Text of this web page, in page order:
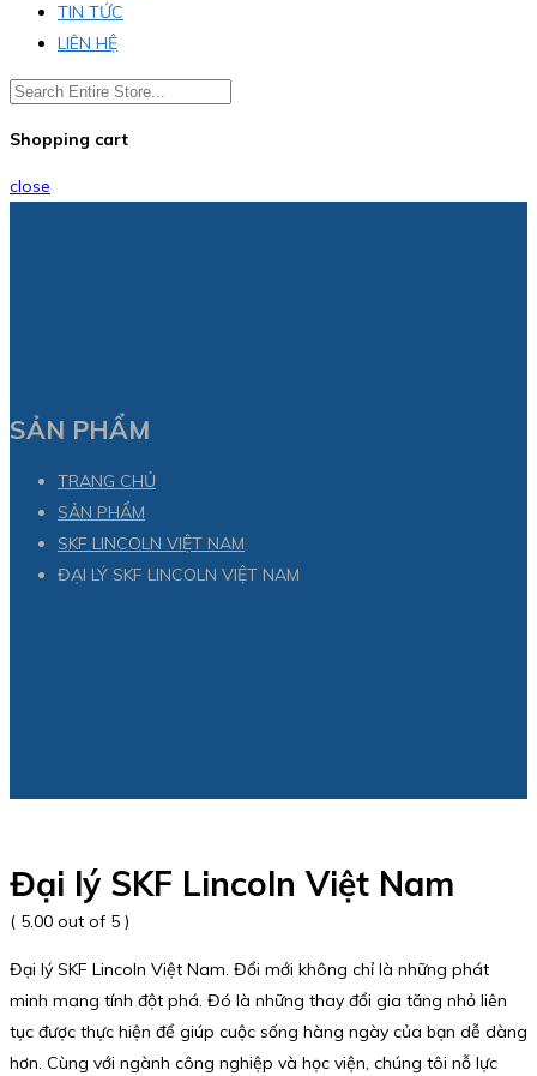
TIN TỨC
LIÊN HỆ
Shopping cart
close
SẢN PHẨM
TRANG CHỦ
SẢN PHẨM
SKF LINCOLN VIỆT NAM
ĐẠI LÝ SKF LINCOLN VIỆT NAM
Đại lý SKF Lincoln Việt Nam
( 5.00 out of 5 )
Đại lý SKF Lincoln Việt Nam. Đổi mới không chỉ là những phát
minh mang tính đột phá. Đó là những thay đổi gia tăng nhỏ liên
tục được thực hiện để giúp cuộc sống hàng ngày của bạn dễ dàng
hơn. Cùng với ngành công nghiệp và học viện, chúng tôi nỗ lực